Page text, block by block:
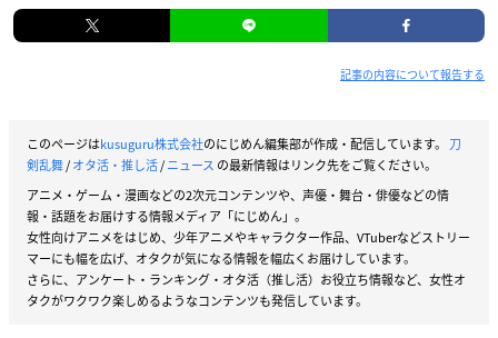
記事の内容について報告する
このページはkusuguru株式会社のにじめん編集部が作成・配信しています。 刀
剣乱舞/オタ活・推し活/ニュース の最新情報はリンク先をご覧ください。
アニメ・ゲーム・漫画などの2次元コンテンツや、声優・舞台・俳優などの情
報・話題をお届けする情報メディア「にじめん」。
女性向けアニメをはじめ、少年アニメやキャラクター作品、VTuberなどストリー
マーにも幅を広げ、オタクが気になる情報を幅広くお届けしています。
さらに、アンケート・ランキング・オタ活（推し活）お役立ち情報など、女性オ
タクがワクワク楽しめるようなコンテンツも発信しています。